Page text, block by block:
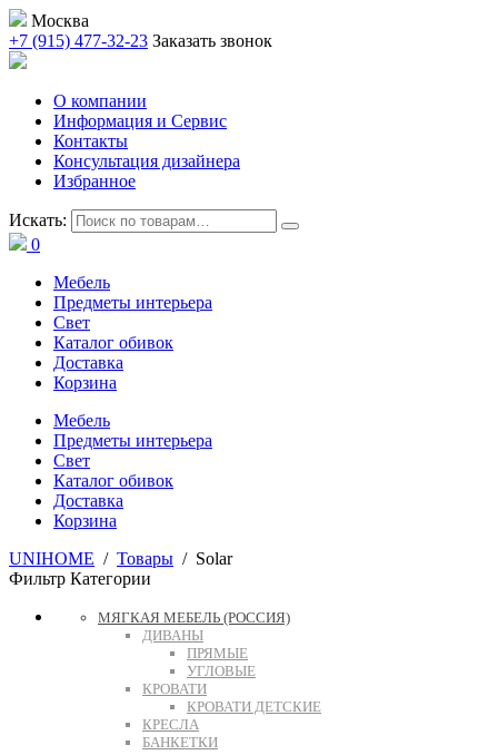
Москва
+7 (915) 477-32-23 Заказать звонок
О компании
Информация и Сервис
Контакты
Консультация дизайнера
Избранное
Искать:
0
Мебель
Предметы интерьера
Свет
Каталог обивок
Доставка
Корзина
Мебель
Предметы интерьера
Свет
Каталог обивок
Доставка
Корзина
UNIHOME / Товары / Solar
Фильтр Категории
МЯГКАЯ МЕБЕЛЬ (РОССИЯ)
ДИВАНЫ
ПРЯМЫЕ
УГЛОВЫЕ
КРОВАТИ
КРОВАТИ ДЕТСКИЕ
КРЕСЛА
БАНКЕТКИ